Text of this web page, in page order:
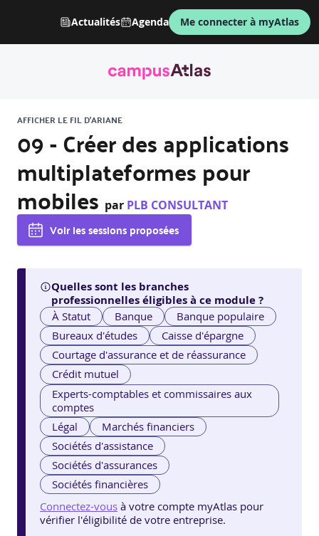
Actualités Agenda Me connecter à myAtlas
AFFICHER LE FIL D'ARIANE
09 - Créer des applications
multiplateformes pour
mobiles par PLB CONSULTANT
Voir les sessions proposées
Quelles sont les branches
professionnelles éligibles à ce module ?
À Statut Banque
Banque populaire
Bureaux d'études
Caisse d'épargne
Courtage d'assurance et de réassurance
Crédit mutuel
Experts-comptables et commissaires aux
comptes
Légal
Marchés financiers
Sociétés d'assistance
Sociétés d'assurances
Sociétés financières
Connectez-vous à votre compte myAtlas pour
vérifier l'éligibilité de votre entreprise.